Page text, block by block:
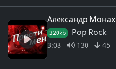
Александр
320kb Pop Rock
3:08 130 45